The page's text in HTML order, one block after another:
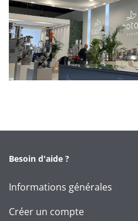
Besoin d'aide ?
Informations générales
Créer un compte